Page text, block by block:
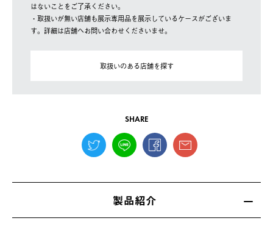
はないことをご了承ください。
・取扱いが無い店舗も展示専用品を展示しているケースがございま
す。詳細は店舗へお問い合わせくださいませ。
取扱いのある店舗を探す
SHARE
製品紹介